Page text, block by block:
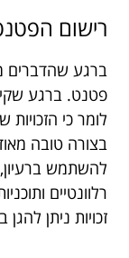
רישום
ברגע שהדברים
פטנט. ברגע
לומר כי
בצורה טובה
להשתמש
רלוונטיים
זכויות ניתן